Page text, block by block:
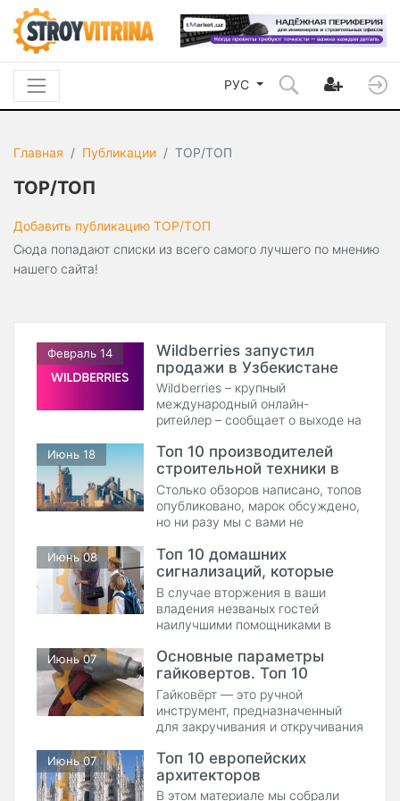
РУС
Главная Публикации TOP/ТОП
TOP/ТОП
Добавить публикацию TOP/ТОП
Сюда попадают списки из всего самого лучшего по мнению
нашего сайта!
Февраль 14
Wildberries запустил
продажи в Узбекистане
Wildberries – крупный
международный онлайн-
ритейлер – сообщает о выходе на
страны получат доступ к
широкому ассортименту товаров,
а предприниматели смогут
развивать свой бизнес благодаря
расширению каналов продаж и
открытию совместных
партнерских точек выдачи
Июнь 18
Топ 10 производителей
строительной техники в
мире
Столько обзоров написано, топов
опубликовано, марок обсуждено,
но ни разу мы с вами не
производителей строительной
техники! Разве это справедливо?
Поэтому мы решили не
богохульствовать и составили
этот небольшой топ из десяти
компаний-производителей
строительной техники по мнению
нашего сайта, который вы
найдете только на StroyVitrina.uz!
Июнь 08
Топ 10 домашних
сигнализаций, которые
защитят вас и ваше
имущество
В случае вторжения в ваши
владения незваных гостей
наилучшими помощниками в
защиты как вашей, так и вашего
имущества являются,
безусловно, домашние
сигнализации. Скорее всего, вы
задумываетесь об этом вопросе
и том, как правильно выбрать и
приобрести себе такую. Для
этого мы составили небольшой
топ из 10 сигнализаций для
Июнь 07
Основные параметры
гайковертов. Топ 10
лучших из них
Гайковёрт — это ручной
инструмент, предназначенный
для закручивания и откручивания
и гайках, а также для
вкручивания и выкручивания
глухарей и анкер-шурупов, в
Июнь 07
Топ 10 европейских
архитекторов
В этом материале мы собрали